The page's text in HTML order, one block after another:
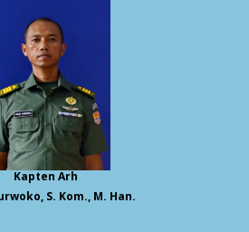
Kapten Arh
S. Kom., M. Han.